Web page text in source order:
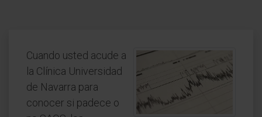
Cuando usted acude a
la Clínica Universidad
de Navarra para
conocer si padece o